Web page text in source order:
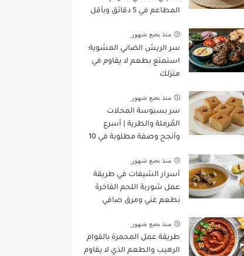
المطاعم في 5 دقائق وبأقل
منذ بضع شهور
سر الريش الضاني المشوية:
استمتع بطعم لا يقاوم في
منزلك
منذ بضع شهور
سر بسبوسة المحلات
المُرملة والطرية | أسرع
وأنجح وصفة مطلوبة في 10
منذ بضع شهور
أسرار الشيفات في طريقة
عمل شوربة اللحم الفاخرة
بطعم غني ومرق صافي
منذ بضع شهور
طريقة عمل المحمرة بالقوام
الرهيب والطعم الذي لا يقاوم